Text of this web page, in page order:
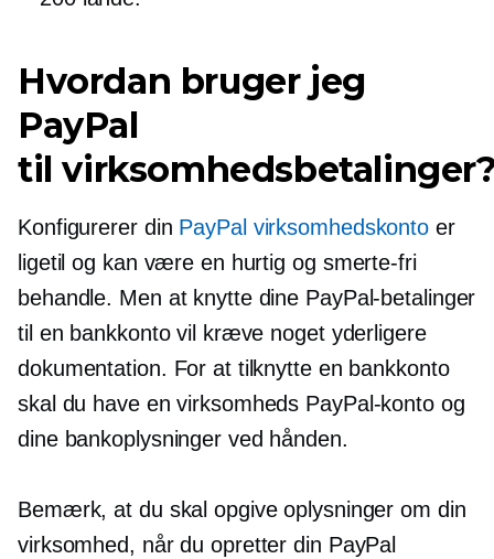
Hvordan bruger jeg
PayPal
til
Konfigurerer din PayPal virksomhedskonto er
ligetil og kan være en hurtig og smerte-fri
behandle. Men at knytte dine PayPal-betalinger
til en bankkonto vil kræve noget yderligere
dokumentation. For at tilknytte en bankkonto
skal du have en virksomheds PayPal-konto og
dine bankoplysninger ved hånden.
Bemærk, at du skal opgive oplysninger om din
virksomhed, når du opretter din PayPal